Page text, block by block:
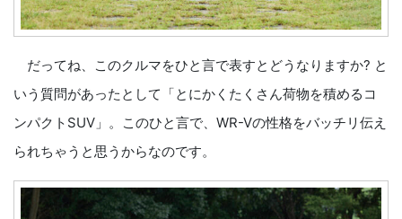
だってね、このクルマをひと言で表すとどうなりますか? と
いう質問があったとして「とにかくたくさん荷物を積めるコ
ンパクトSUV」。このひと言で、WR-Vの性格をバッチリ伝え
られちゃうと思うからなのです。